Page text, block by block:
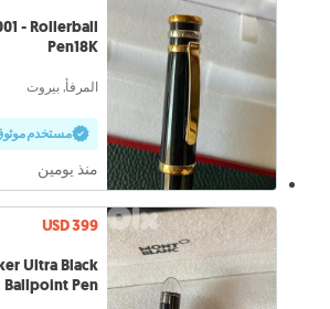
- Rollerball
Pen18K
المرفأ, بيروت
مستخدم
منذ يومين
USD 399
Ultra Black
Ballpoint Pen